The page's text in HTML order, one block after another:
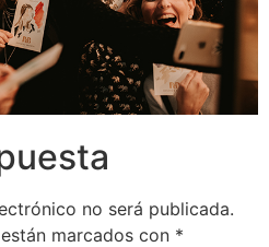
no será publicada.
marcados con *